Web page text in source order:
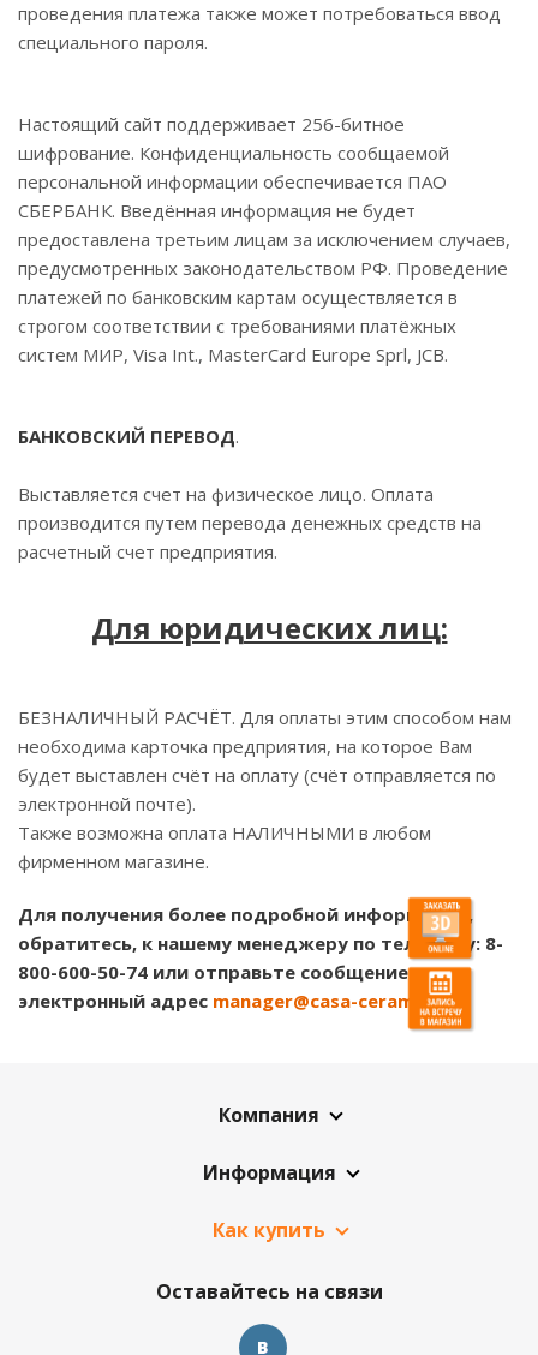
проведения платежа также может потребоваться ввод
специального пароля.
Настоящий сайт поддерживает 256-битное
шифрование. Конфиденциальность сообщаемой
персональной информации обеспечивается ПАО
СБЕРБАНК. Введённая информация не будет
предоставлена третьим лицам за исключением случаев,
предусмотренных законодательством РФ. Проведение
платежей по банковским картам осуществляется в
строгом соответствии с требованиями платёжных
систем МИР, Visa Int., MasterCard Europe Sprl, JCB.
БАНКОВСКИЙ ПЕРЕВОД.
Выставляется счет на физическое лицо. Оплата
производится путем перевода денежных средств на
расчетный счет предприятия.
Для юридических лиц:
БЕЗНАЛИЧНЫЙ РАСЧЁТ. Для оплаты этим способом нам
необходима карточка предприятия, на которое Вам
будет выставлен счёт на оплату (счёт отправляется по
электронной почте).
Также возможна оплата НАЛИЧНЫМИ в любом
фирменном магазине.
Для получения более подробной информации,
обратитесь, к нашему менеджеру по телефону: 8-
800-600-50-74 или отправьте сообщение на
электронный адрес manager@casa-ceramica.ru
Компания
Информация
Как купить
Оставайтесь на связи